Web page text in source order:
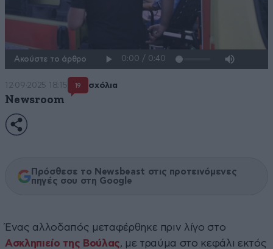
Ακούστε το άρθρο
12·09·2025 18:15 19 σχόλια
Newsroom
Πρόσθεσε το Newsbeast στις προτεινόμενες
πηγές σου στη Google
Ένας αλλοδαπός μεταφέρθηκε πριν λίγο στο
Ασκληπιείο της Βούλας, με τραύμα στο κεφάλι εκτός